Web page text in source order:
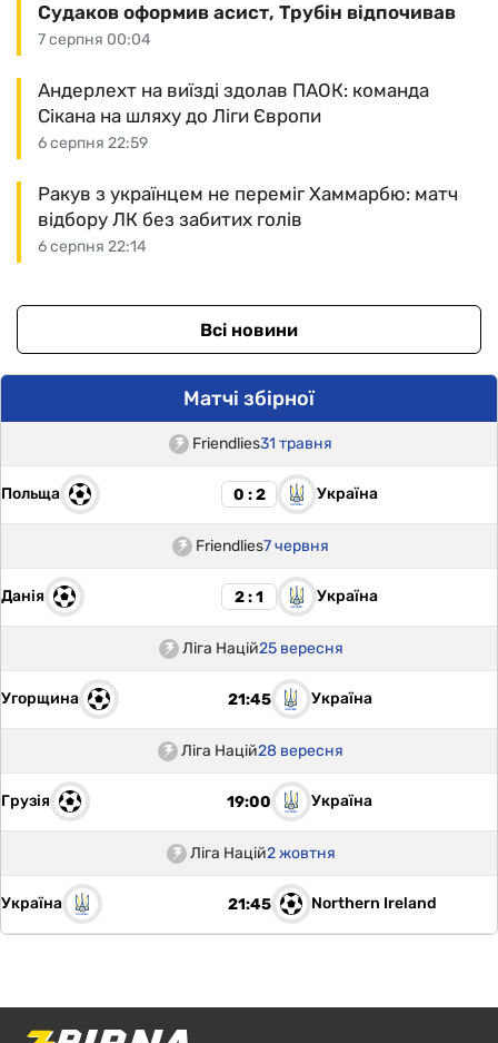
7 серпня 00:04
Судаков оформив асист, Трубін відпочивав
6 серпня 22:59
Андерлехт на виїзді здолав ПАОК: команда
Сікана на шляху до Ліги Європи
6 серпня 22:14
Ракув з українцем не переміг Хаммарбю: матч
відбору ЛК без забитих голів
Всі новини
Матчі збірної
Friendlies31 травня
Польща 0 : 2 Україна
Friendlies7 червня
Данія 2 : 1 Україна
Ліга Націй25 вересня
Угорщина 21:45 Україна
Ліга Націй28 вересня
Грузія 19:00 Україна
Ліга Націй2 жовтня
Україна 21:45 Northern Ireland